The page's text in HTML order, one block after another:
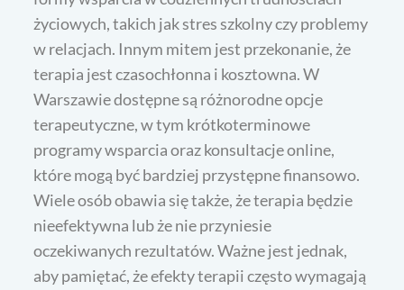
życiowych, takich jak stres szkolny czy problemy
w relacjach. Innym mitem jest przekonanie, że
terapia jest czasochłonna i kosztowna. W
Warszawie dostępne są różnorodne opcje
terapeutyczne, w tym krótkoterminowe
programy wsparcia oraz konsultacje online,
które mogą być bardziej przystępne finansowo.
Wiele osób obawia się także, że terapia będzie
nieefektywna lub że nie przyniesie
oczekiwanych rezultatów. Ważne jest jednak,
aby pamiętać, że efekty terapii często wymagają